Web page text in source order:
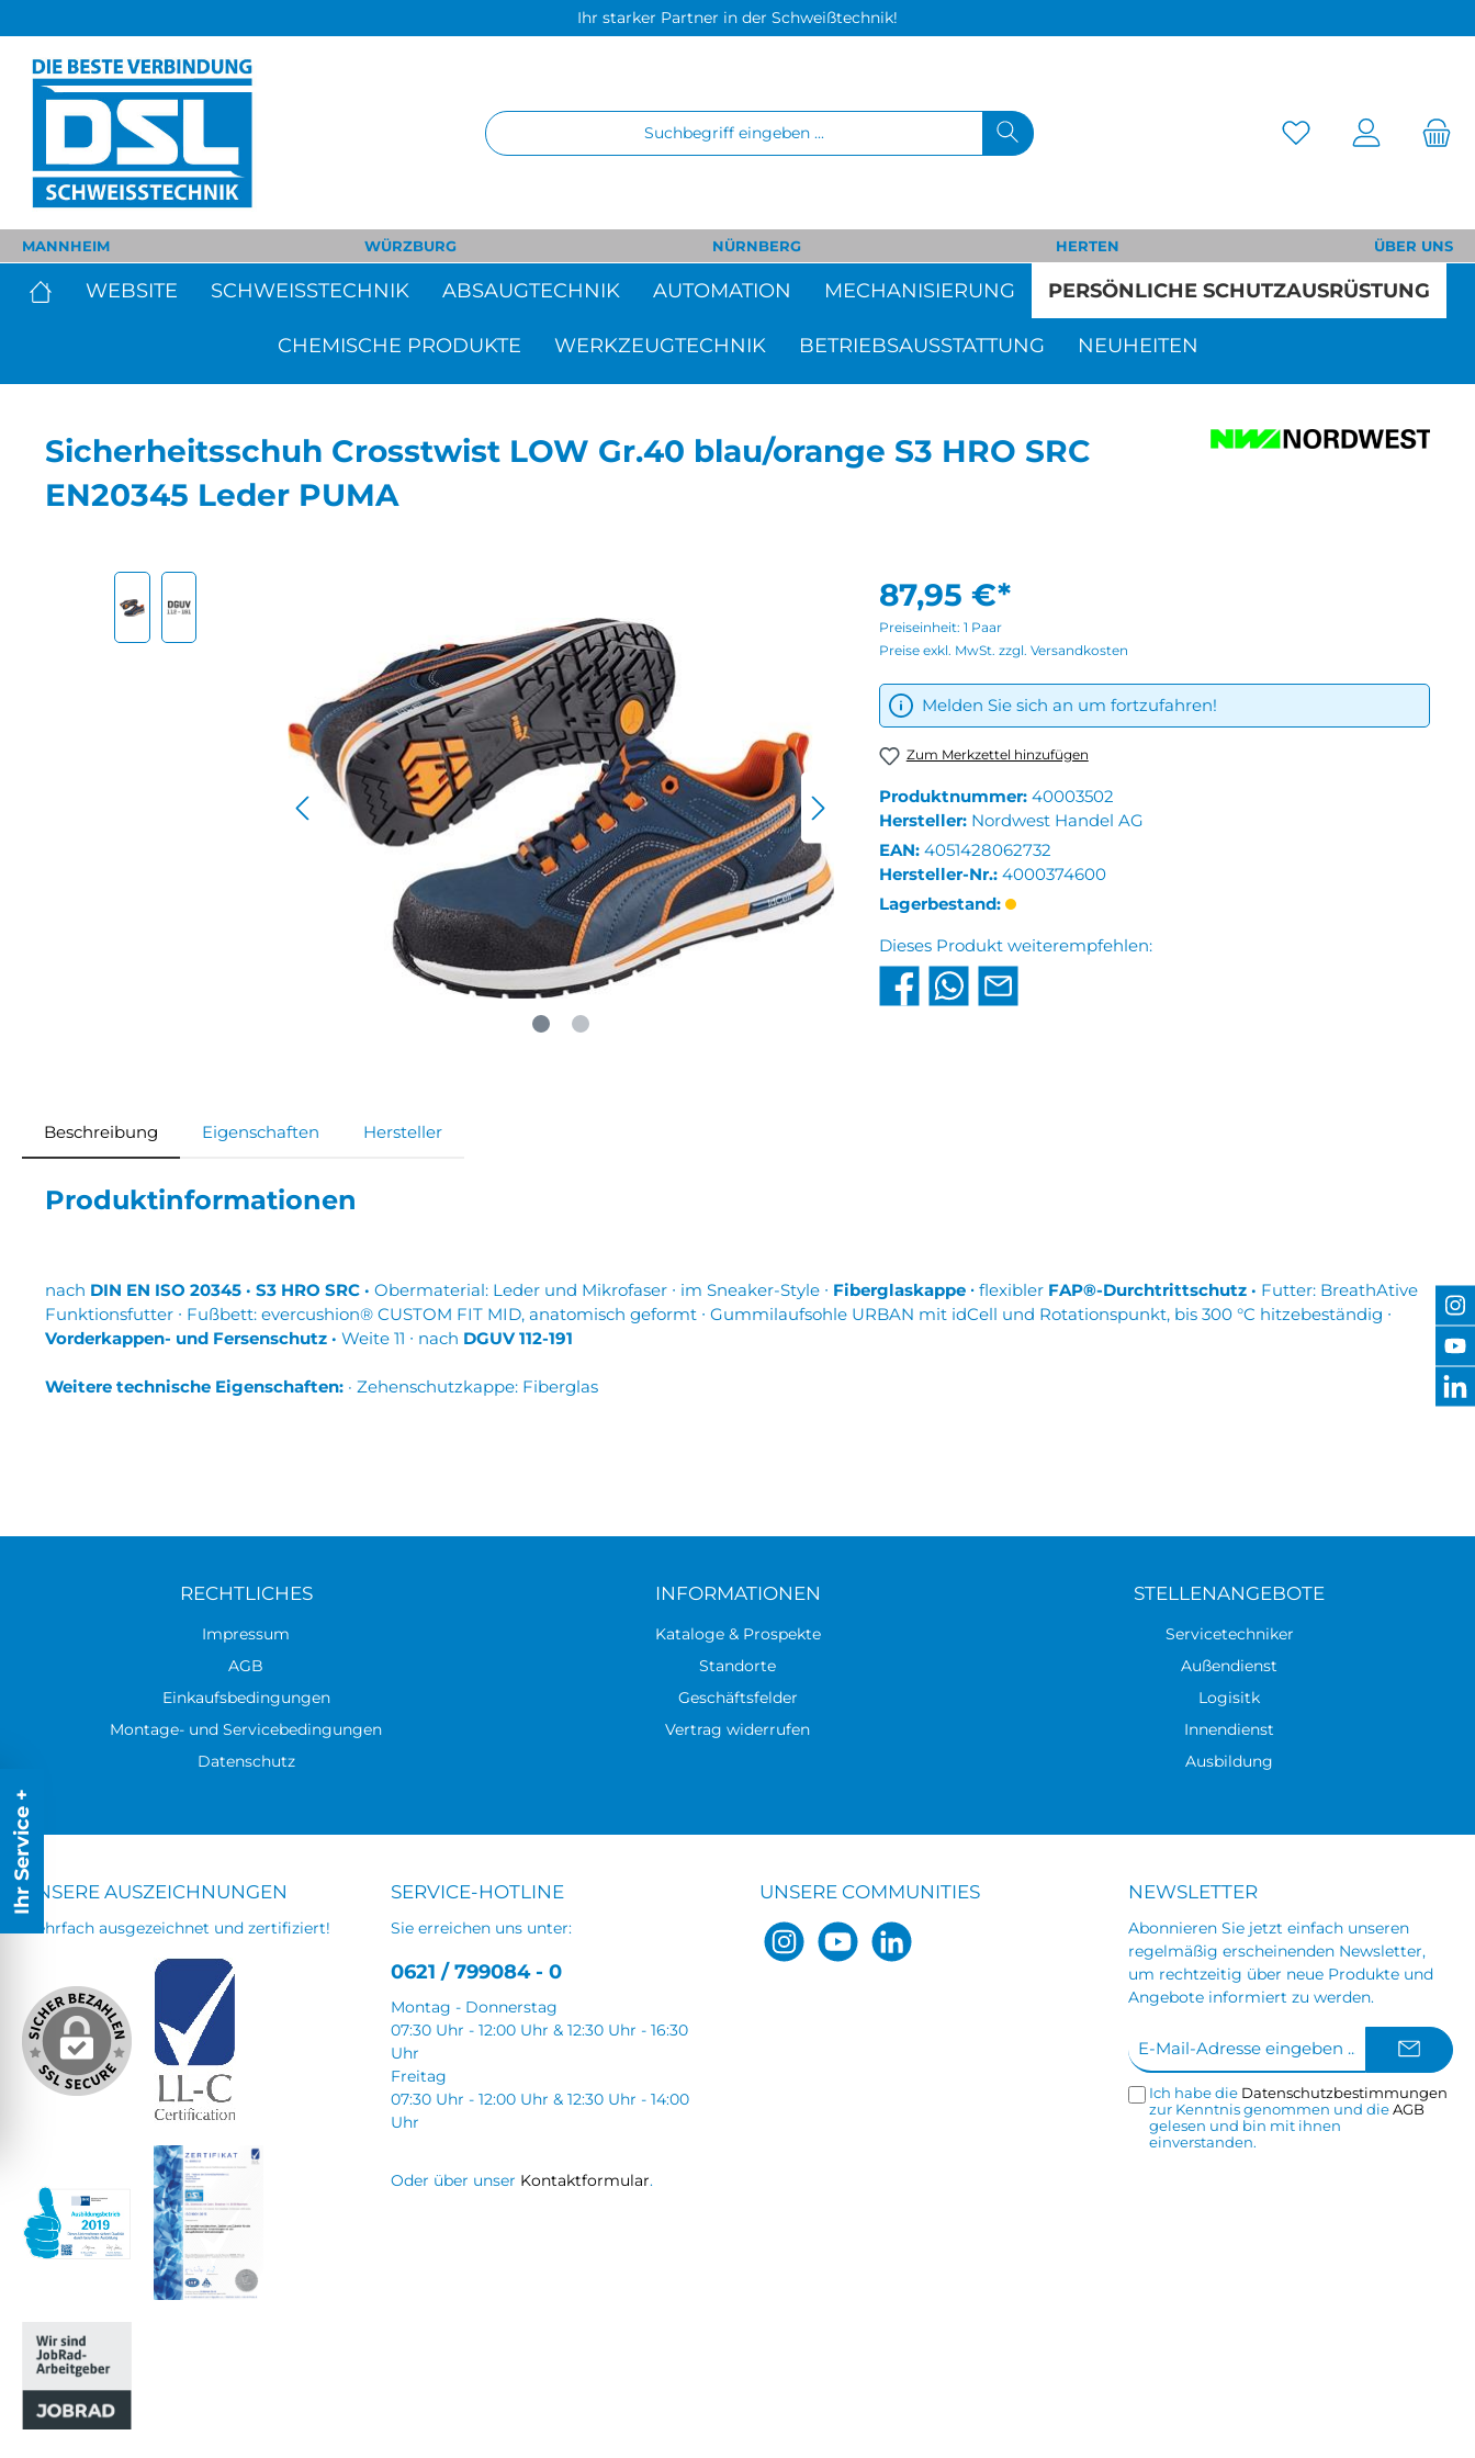
Ihr starker Partner in der Schweißtechnik!
MANNHEIM WÜRZBURG NÜRNBERG HERTEN ÜBER UNS
WEBSITE SCHWEISSTECHNIK ABSAUGTECHNIK AUTOMATION MECHANISIERUNG PERSÖNLICHE SCHUTZAUSRÜSTUNG
CHEMISCHE PRODUKTE WERKZEUGTECHNIK BETRIEBSAUSSTATTUNG NEUHEITEN
Sicherheitsschuh Crosstwist LOW Gr.40 blau/orange S3 HRO SRC
EN20345 Leder PUMA
87,95 €*
Preiseinheit: 1 Paar
Preise exkl. MwSt. zzgl. Versandkosten
Melden Sie sich an um fortzufahren!
Zum Merkzettel hinzufügen
Produktnummer: 40003502
Hersteller: Nordwest Handel AG
EAN: 4051428062732
Hersteller-Nr.: 4000374600
Lagerbestand:
Dieses Produkt weiterempfehlen:
Beschreibung Eigenschaften Hersteller
Produktinformationen
nach DIN EN ISO 20345 · S3 HRO SRC · Obermaterial: Leder und Mikrofaser ∙ im Sneaker-Style ∙ Fiberglaskappe ∙ flexibler FAP®-Durchtrittschutz · Futter: BreathAtive
Funktionsfutter ∙ Fußbett: evercushion® CUSTOM FIT MID, anatomisch geformt ∙ Gummilaufsohle URBAN mit idCell und Rotationspunkt, bis 300 °C hitzebeständig ∙
Vorderkappen- und Fersenschutz · Weite 11 ∙ nach DGUV 112-191
Weitere technische Eigenschaften: · Zehenschutzkappe: Fiberglas
RECHTLICHES
Impressum
AGB
Einkaufsbedingungen
Montage- und Servicebedingungen
Datenschutz
INFORMATIONEN
Kataloge & Prospekte
Standorte
Geschäftsfelder
Vertrag widerrufen
STELLENANGEBOTE
Servicetechniker
Außendienst
Logisitk
Innendienst
Ausbildung
UNSERE AUSZEICHNUNGEN
Mehrfach ausgezeichnet und zertifiziert!
SERVICE-HOTLINE
Sie erreichen uns unter:
0621 / 799084 - 0
Montag - Donnerstag
07:30 Uhr - 12:00 Uhr & 12:30 Uhr - 16:30
Uhr
Freitag
07:30 Uhr - 12:00 Uhr & 12:30 Uhr - 14:00
Uhr
Oder über unser Kontaktformular.
UNSERE COMMUNITIES NEWSLETTER
Abonnieren Sie jetzt einfach unseren
regelmäßig erscheinenden Newsletter,
um rechtzeitig über neue Produkte und
Angebote informiert zu werden.
Mail-
Adresse*
Ich habe die Datenschutzbestimmungen
zur Kenntnis genommen und dieAGB
gelesen und bin mit ihnen
einverstanden.
Ihr Service +